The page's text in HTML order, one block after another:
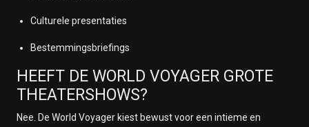
Culturele presentaties
Bestemmingsbriefings
HEEFT DE WORLD VOYAGER GROTE
THEATERSHOWS?
Nee. De World Voyager kiest bewust voor een intieme en